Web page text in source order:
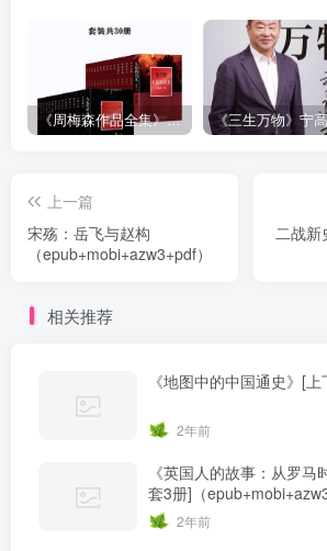
《周梅森作品全集》[共30册]
上一篇
宋殇：岳飞与赵构
（epub+mobi+azw3+pdf）
二战新
相关推荐
《地图中的中国通史》[上
2年前
《英国人的故事：从罗
套3册]（
2年前